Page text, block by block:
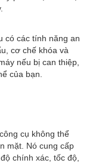
có các tính năng an
cơ chế khóa và
nếu bị can thiệp,
của bạn.
cụ không thể
mặt. Nó cung cấp
chính xác, tốc độ,